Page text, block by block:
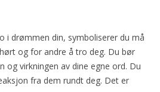
i drømmen din, symboliserer du må
og for andre å tro deg. Du bør
og virkningen av dine egne ord. Du
fra dem rundt deg. Det er